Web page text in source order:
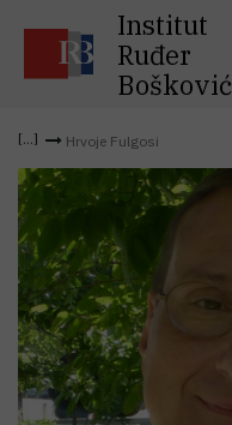
Institut
Ruđer
Bošković
Hrvoje Fulgosi